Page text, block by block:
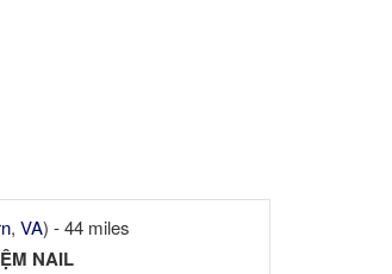
, VA) - 44 miles
NAIL